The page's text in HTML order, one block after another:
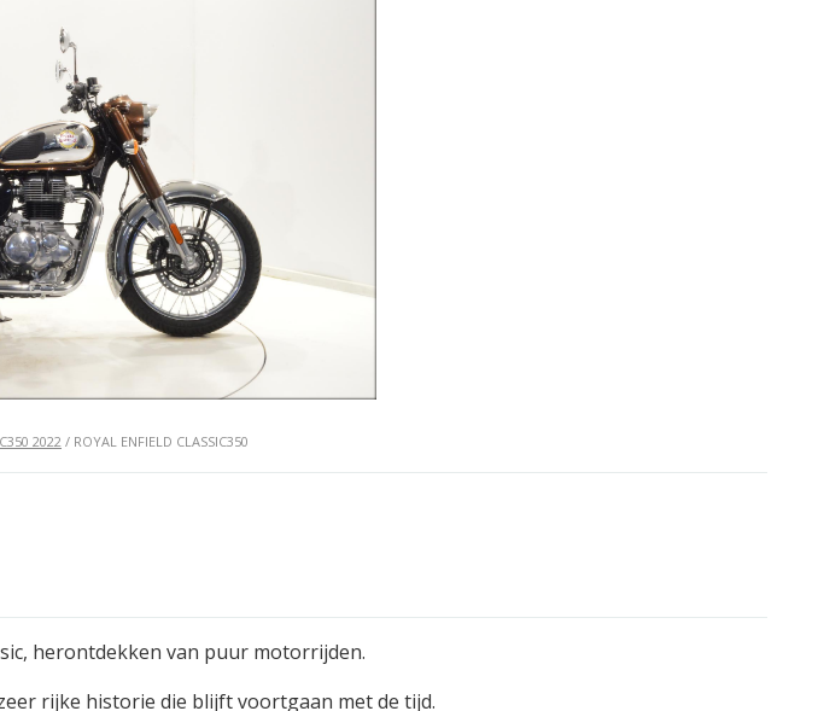
2022 / ROYAL ENFIELD CLASSIC350
herontdekken van puur motorrijden.
rijke historie die blijft voortgaan met de tijd.